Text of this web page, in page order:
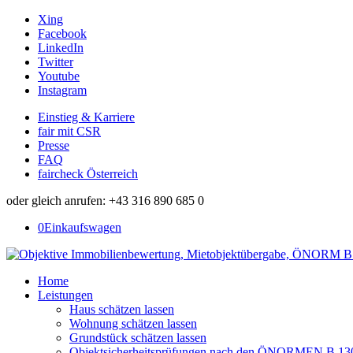
Xing
Facebook
LinkedIn
Twitter
Youtube
Instagram
Einstieg & Karriere
fair mit CSR
Presse
FAQ
faircheck Österreich
oder gleich anrufen: +43 316 890 685 0
0Einkaufswagen
Home
Leistungen
Haus schätzen lassen
Wohnung schätzen lassen
Grundstück schätzen lassen